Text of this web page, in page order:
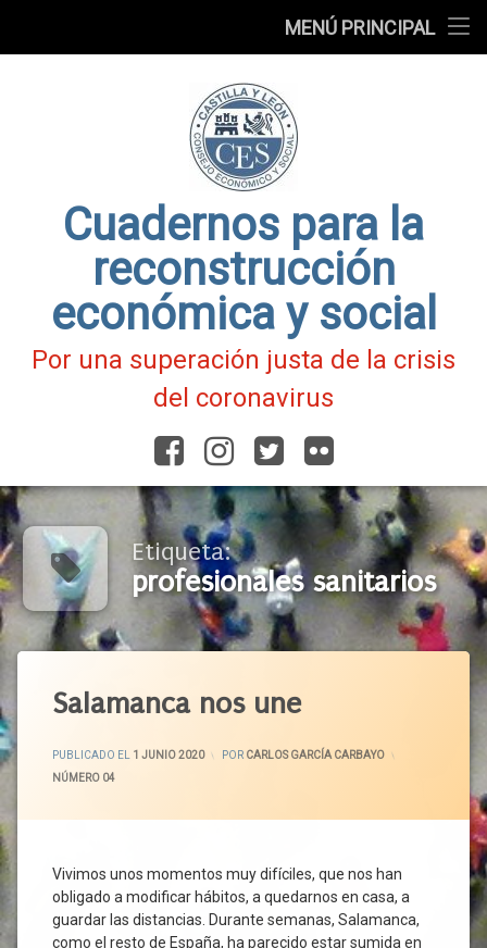
MENÚ PRINCIPAL
Cuadernos para la
reconstrucción
económica y social
Por una superación justa de la crisis
del coronavirus
FacebookInstagram
TwitterFlickr
Etiqueta:
profesionales sanitarios
Salamanca nos une
PUBLICADO EL 1 JUNIO 2020
1 JUNIO 2020
POR CARLOS GARCÍA CARBAYO
CATEGORÍAS:
NÚMERO 04
Vivimos unos momentos muy difíciles, que nos han
obligado a modificar hábitos, a quedarnos en casa, a
guardar las distancias. Durante semanas, Salamanca,
como el resto de España, ha parecido estar sumida en
Acuerdo
Y Sociales
Social
Autónomos